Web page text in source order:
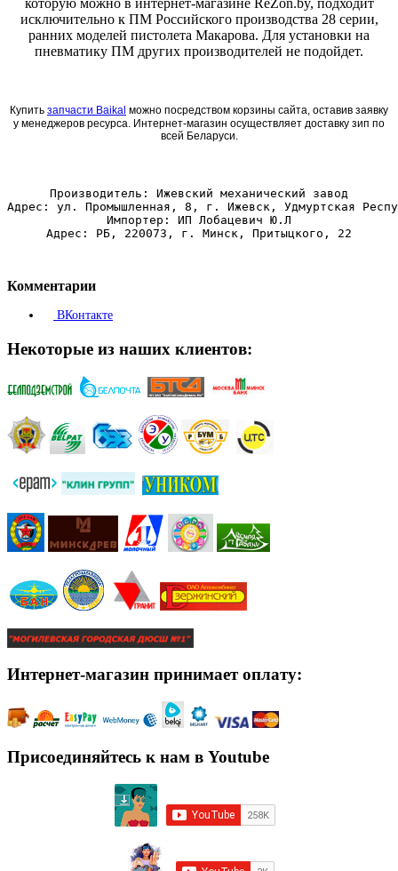
исключительно к ПМ Российского производства 28 серии,
ранних моделей пистолета Макарова. Для установки на
пневматику ПМ других производителей не подойдет.
Купить запчасти Baikal можно посредством корзины сайта, оставив заявку
у менеджеров ресурса. Интернет-магазин осуществляет доставку зип по
всей Беларуси.
Производитель: Ижевский механический завод
Адрес: ул. Промышленная, 8, г. Ижевск, Удмуртская
Импортер: ИП Лобацевич Ю.Л
Адрес: РБ, 220073, г. Минск, Притыцкого, 22
Комментарии
ВКонтакте
Некоторые из наших клиентов:
Интернет-магазин принимает оплату:
Присоединяйтесь к нам в Youtube